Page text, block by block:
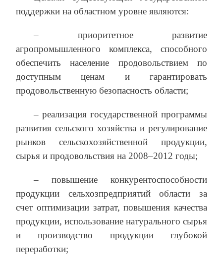
поддержки на областном уровне являются:
– приоритетное развитие
агропромышленного комплекса, способного
обеспечить население продовольствием по
доступным ценам и гарантировать
продовольственную безопасность области;
– реализация государственной программы
развития сельского хозяйства и регулирование
рынков сельскохозяйственной продукции,
сырья и продовольствия на 2008–2012 годы;
– повышение конкурентоспособности
продукции сельхозпредприятий области за
счет оптимизации затрат, повышения качества
продукции, использование натурального сырья
и производство продукции глубокой
переработки;